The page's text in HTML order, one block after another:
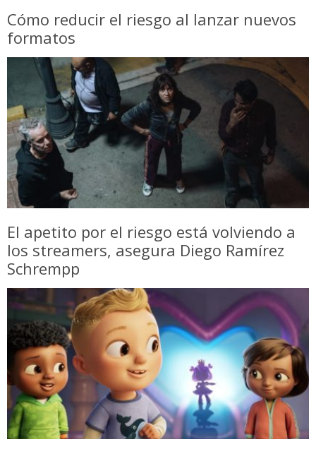
Cómo reducir el riesgo al lanzar nuevos
formatos
El apetito por el riesgo está volviendo a
los streamers, asegura Diego Ramírez
Schrempp